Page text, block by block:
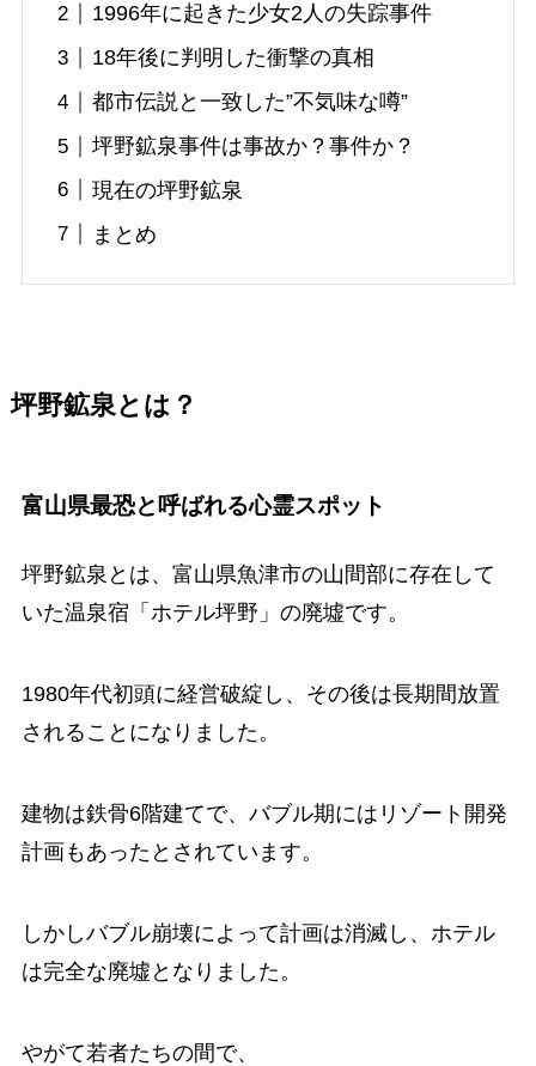
1996年に起きた少女2人の失踪事件
18年後に判明した衝撃の真相
都市伝説と一致した”不気味な噂”
坪野鉱泉事件は事故か？事件か？
現在の坪野鉱泉
まとめ
坪野鉱泉とは？
富山県最恐と呼ばれる心霊スポット
坪野鉱泉とは、富山県魚津市の山間部に存在して
いた温泉宿「ホテル坪野」の廃墟です。
1980年代初頭に経営破綻し、その後は長期間放置
されることになりました。
建物は鉄骨6階建てで、バブル期にはリゾート開発
計画もあったとされています。
しかしバブル崩壊によって計画は消滅し、ホテル
は完全な廃墟となりました。
やがて若者たちの間で、